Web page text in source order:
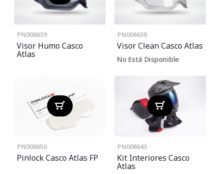
PN008639
Visor Humo Casco
Atlas
PN008638
Visor Clean Casco Atlas
No Está Disponible
PN008650
Pinlock Casco Atlas FP
PN008643
Kit Interiores Casco
Atlas